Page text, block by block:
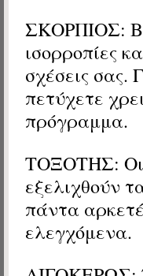
ΣΚΟΡΠΙΟΣ:
ισορροπίες
σχέσεις σας.
πετύχετε
πρόγραμμα.
ΤΟΞΟΤΗΣ: Οι
εξελιχθούν
πάντα
ελεγχόμενα.